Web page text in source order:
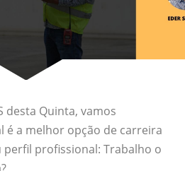
desta Quinta, vamos
é a melhor opção de carreira
perfil profissional: Trabalho o